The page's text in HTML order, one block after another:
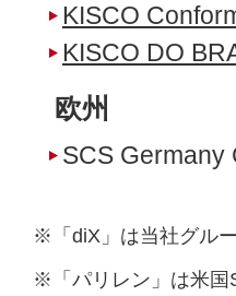
KISCO
KISCO DO
欧州
SCS Germany
※「diX」は当社グル
※「パリレン」は米国